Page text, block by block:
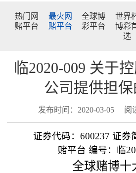
热门网
赌平台
最火网
赌平台
全球博
彩平台
世界
博彩
选
临2020-009 关于
公司提供担
发布时间：2020-03-05 阅
证券代码： 600237 证券
赌平台 编号：临
全球赌博十